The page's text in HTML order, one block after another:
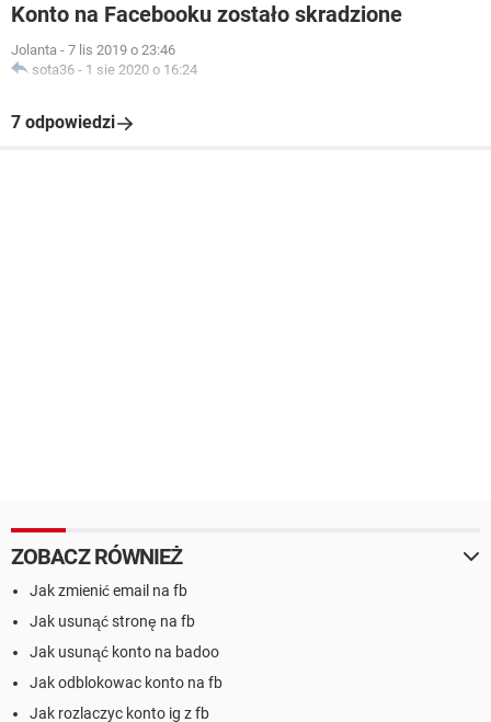
Konto na Facebooku zostało skradzione
Jolanta - 7 lis 2019 o 23:46
sota36 - 1 sie 2020 o 16:24
7 odpowiedzi
ZOBACZ RÓWNIEŻ
Jak zmienić email na fb
Jak usunąć stronę na fb
Jak usunąć konto na badoo
Jak odblokowac konto na fb
Jak rozlaczyc konto ig z fb